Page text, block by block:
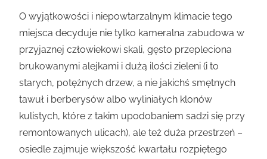
O wyjątkowości i niepowtarzalnym klimacie tego
miejsca decyduje nie tylko kameralna zabudowa w
przyjaznej człowiekowi skali, gęsto przepleciona
brukowanymi alejkami i dużą ilości zieleni (i to
starych, potężnych drzew, a nie jakichś smętnych
tawuł i berberysów albo wyliniałych klonów
kulistych, które z takim upodobaniem sadzi się przy
remontowanych ulicach), ale też duża przestrzeń –
osiedle zajmuje większość kwartału rozpiętego